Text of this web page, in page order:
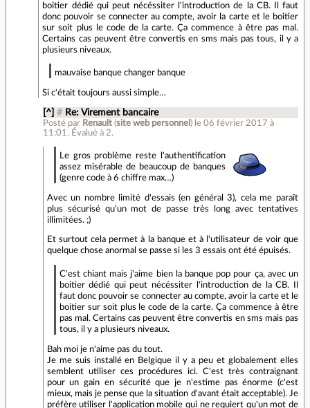
boitier dédié qui peut nécéssiter l'introduction de la CB. Il faut
donc pouvoir se connecter au compte, avoir la carte et le boitier
sur soit plus le code de la carte. Ça commence à être pas mal.
Certains cas peuvent être convertis en sms mais pas tous, il y a
plusieurs niveaux.
mauvaise banque changer banque
Si c'était toujours aussi simple…
[^] # Re: Virement bancaire
Posté par Renault(site web personnel ) le 06 février 2017 à
11:01 . Évalué à 2.
Le gros problème reste l'authentification
assez misérable de beaucoup de banques
(genre code à 6 chiffre max…)
Avec un nombre limité d'essais (en général 3), cela me paraît
plus sécurisé qu'un mot de passe très long avec tentatives
illimitées. ;)
Et surtout cela permet à la banque et à l'utilisateur de voir que
quelque chose anormal se passe si les 3 essais ont été épuisés.
C'est chiant mais j'aime bien la banque pop pour ça, avec un
boitier dédié qui peut nécéssiter l'introduction de la CB. Il
faut donc pouvoir se connecter au compte, avoir la carte et le
boitier sur soit plus le code de la carte. Ça commence à être
pas mal. Certains cas peuvent être convertis en sms mais pas
tous, il y a plusieurs niveaux.
Bah moi je n'aime pas du tout.
Je me suis installé en Belgique il y a peu et globalement elles
semblent utiliser ces procédures ici. C'est très contraignant
pour un gain en sécurité que je n'estime pas énorme (c'est
mieux, mais je pense que la situation d'avant était acceptable). Je
préfère utiliser l'application mobile qui ne requiert qu'un mot de